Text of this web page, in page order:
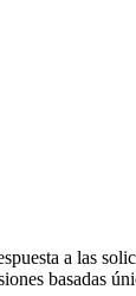
a las
basadas